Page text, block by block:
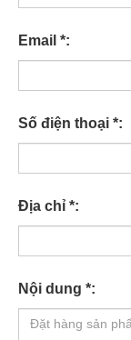
Email *:
Số điện thoại *:
Địa chỉ *:
Nội dung *: